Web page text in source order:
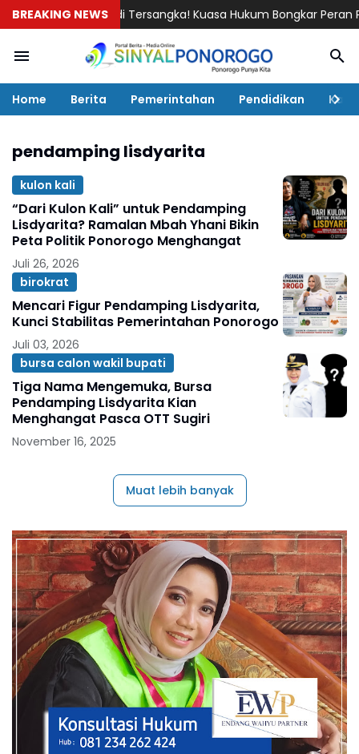
BREAKING NEWS
Ponorogo Jadi Tersangka! Kuasa Hukum Bongkar Peran
Home Berita Pemerintahan Pendidikan
pendamping lisdyarita
kulon kali
“Dari Kulon Kali” untuk Pendamping
Lisdyarita? Ramalan Mbah Yhani Bikin
Peta Politik Ponorogo Menghangat
Juli 26, 2026
birokrat
Mencari Figur Pendamping Lisdyarita,
Kunci Stabilitas Pemerintahan Ponorogo
Juli 03, 2026
bursa calon wakil bupati
Tiga Nama Mengemuka, Bursa
Pendamping Lisdyarita Kian
Menghangat Pasca OTT Sugiri
November 16, 2025
Muat lebih banyak